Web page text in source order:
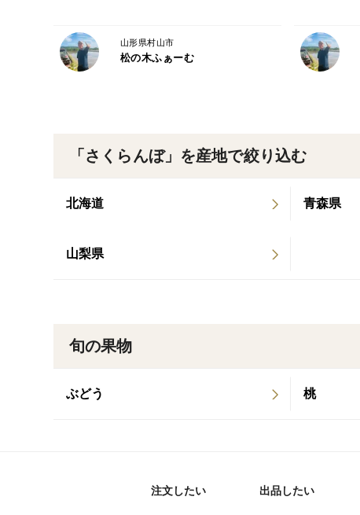
「さくらんぼ」を産地で絞り込む
北海道 青森県
山梨県
旬の果物
ぶどう 桃
山形県村山市
松の木ふぁーむ
注文したい 出品したい